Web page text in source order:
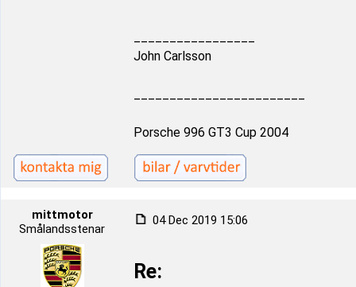
John Carlsson
Porsche 996 GT3 Cup 2004
mittmotor
Smålandsstenar
04 Dec 2019 15:06
Re: